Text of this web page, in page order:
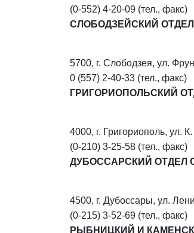
(0-552) 4-20-09 (тел., факс)
СЛОБОДЗЕЙСКИЙ
5700, г. Слободзея, ул.
0 (557) 2-40-33 (тел., факс)
ГРИГОРИОПОЛЬСКИЙ
4000, г. Григориополь, ул.
(0-210) 3-25-58 (тел., факс)
ДУБОССАРСКИЙ ОТДЕЛ
4500, г. Дубоссары, ул.
(0-215) 3-52-69 (тел., факс)
РЫБНИЦКИЙ И